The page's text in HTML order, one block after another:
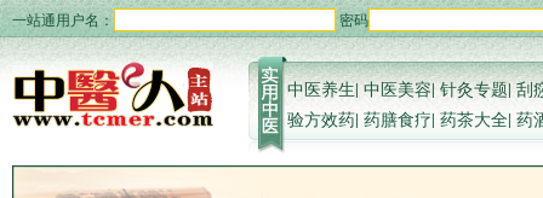
一站通用户名： 密码
中医养生|中医美容|针灸专题|刮
验方效药| 药膳食疗| 药茶大全| 药